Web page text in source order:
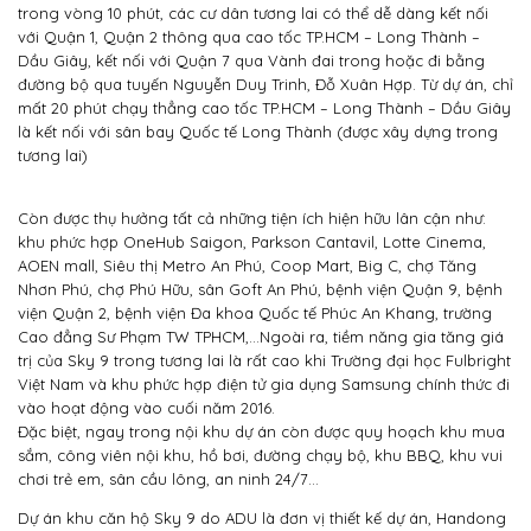
trong vòng 10 phút, các cư dân tương lai có thể dễ dàng kết nối
với Quận 1, Quận 2 thông qua cao tốc TP.HCM – Long Thành –
Dầu Giây, kết nối với Quận 7 qua Vành đai trong hoặc đi bằng
đường bộ qua tuyến Nguyễn Duy Trinh, Đỗ Xuân Hợp. Từ dự án, chỉ
mất 20 phút chạy thẳng cao tốc TP.HCM – Long Thành – Dầu Giây
là kết nối với sân bay Quốc tế Long Thành (được xây dựng trong
tương lai)
Còn được thụ hưởng tất cả những tiện ích hiện hữu lân cận như:
khu phức hợp OneHub Saigon, Parkson Cantavil, Lotte Cinema,
AOEN mall, Siêu thị Metro An Phú, Coop Mart, Big C, chợ Tăng
Nhơn Phú, chợ Phú Hữu, sân Goft An Phú, bệnh viện Quận 9, bệnh
viện Quận 2, bệnh viện Đa khoa Quốc tế Phúc An Khang, trường
Cao đẳng Sư Phạm TW TPHCM,…Ngoài ra, tiềm năng gia tăng giá
trị của Sky 9 trong tương lai là rất cao khi Trường đại học Fulbright
Việt Nam và khu phức hợp điện tử gia dụng Samsung chính thức đi
vào hoạt động vào cuối năm 2016.
Đặc biệt, ngay trong nội khu dự án còn được quy hoạch khu mua
sắm, công viên nội khu, hồ bơi, đường chạy bộ, khu BBQ, khu vui
chơi trẻ em, sân cầu lông, an ninh 24/7…
Dự án khu căn hộ Sky 9 do ADU là đơn vị thiết kế dự án, Handong